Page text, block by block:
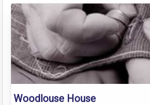
Woodlouse House